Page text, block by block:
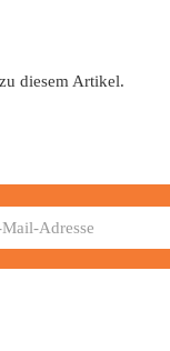
zu diesem Artikel.